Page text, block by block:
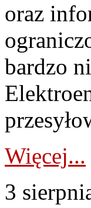
oraz
bardzo
Więcej...
3